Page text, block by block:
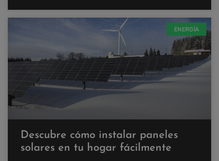
ENERGÍA
Descubre cómo instalar paneles
solares en tu hogar fácilmente